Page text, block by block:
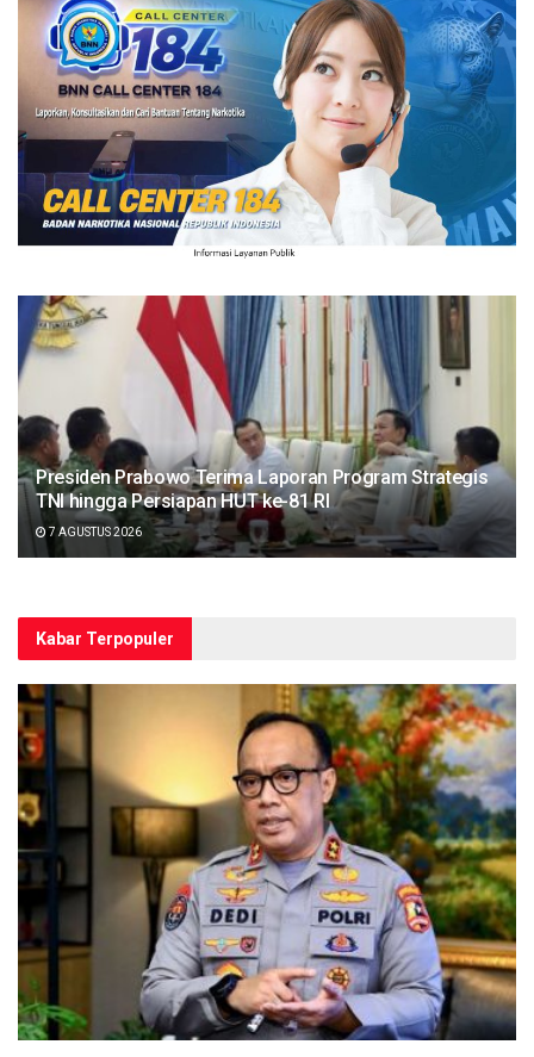
Presiden Prabowo Terima Laporan Program Strategis
TNI hingga Persiapan HUT ke-81 RI
7 AGUSTUS 2026
Kabar Terpopuler